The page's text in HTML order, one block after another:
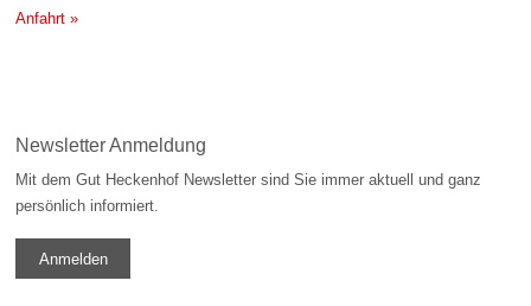
Anfahrt »
Newsletter Anmeldung
Mit dem Gut Heckenhof Newsletter sind Sie immer aktuell und ganz
persönlich informiert.
Anmelden